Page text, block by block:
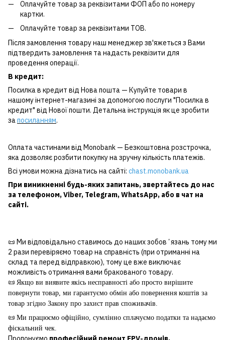
Оплачуйте товар за реквізитами ФОП або по номеру
картки.
Оплачуйте товар за реквізитами ТОВ.
Після замовлення товару наш менеджер зв'яжеться з Вами
підтвердить замовлення та надасть реквізити для
проведення операції.
В кредит:
Посилка в кредит від Нова пошта — Купуйте товари в
нашому інтернет-магазині за допомогою послуги "Посилка в
кредит" від Нової пошти. Детальна інструкція як це зробити
запосиланням.
Оплата частинами від Monobank — Безкоштовна розстрочка,
яка дозволяє розбити покупку на зручну кількість платежів.
Всі умови можна дізнатись на сайті: chast.monobank.ua
При виникненні будь-яких запитань, звертайтесь до нас
за телефоном,Viber, Telegram,WhatsApp, або в чат на
сайті.
📜 Ми відповідально ставимось до наших зобовʼязань тому ми
2 рази перевіряємо товар на справність (при отриманні на
склад та перед відправкою), тому це вже виключає
можливість отримання вами бракованого товару.
📜 Якщо ви виявите якісь несправності або просто вирішите
повернути товар, ми гарантуємо обмін або повернення коштів за
товар згідно Закону про захист прав споживачів.
📜 Ми працюємо офіційно, сумлінно сплачуємо податки та надаємо
фіскальний чек.